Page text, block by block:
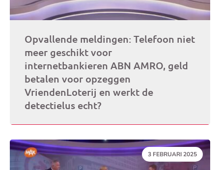
Opvallende meldingen: Telefoon niet
meer geschikt voor
internetbankieren ABN AMRO, geld
betalen voor opzeggen
VriendenLoterij en werkt de
detectielus echt?
DATUM:
3 FEBRUARI 2025